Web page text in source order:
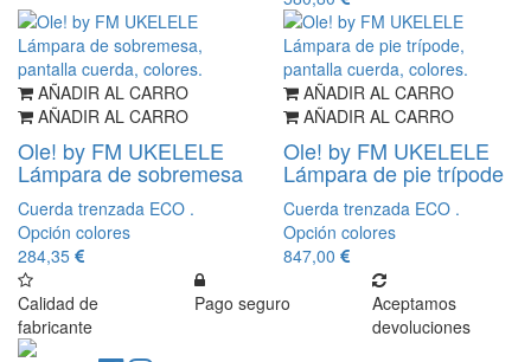
AÑADIR AL CARRO
AÑADIR AL CARRO
Ole! by FM UKELELE
Lámpara de sobremesa
Cuerda trenzada ECO .
Opción colores
284,35
AÑADIR AL CARRO
AÑADIR AL CARRO
Ole! by FM UKELELE
Lámpara de pie trípode
Cuerda trenzada ECO .
Opción colores
847,00
Calidad de
fabricante
Pago seguro
Aceptamos
devoluciones